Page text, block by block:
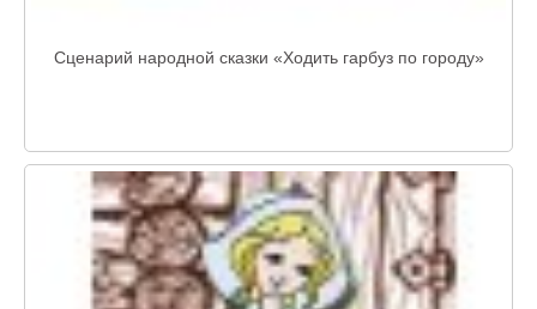
Сценарий народной сказки «Ходить гарбуз по городу»